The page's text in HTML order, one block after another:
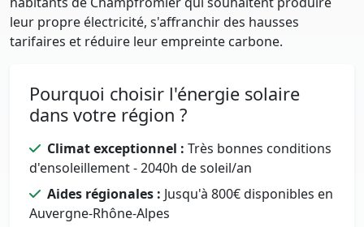
leur propre électricité, s'affranchir des hausses
tarifaires et réduire leur empreinte carbone.
Pourquoi choisir l'énergie solaire
dans votre région ?
Climat exceptionnel : Très bonnes conditions
d'ensoleillement - 2040h de soleil/an
Aides régionales : Jusqu'à 800€ disponibles en
Auvergne-Rhône-Alpes